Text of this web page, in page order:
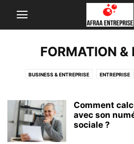
FORMATION &
BUSINESS & ENTREPRISE ENTREPRISE
Comment
avec son
sociale ?